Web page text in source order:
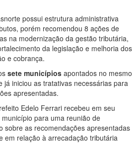
possui estrutura administrativa
porém recomendou 8 ações de
na modernização da gestão tributária,
da legislação e melhoria dos
e cobrança.
sete municípios apontados no mesmo
já iniciou as tratativas necessárias para
apresentadas.
Edelo Ferrari recebeu em seu
para uma reunião de
sobre as recomendações apresentadas
em relação à arrecadação tributária